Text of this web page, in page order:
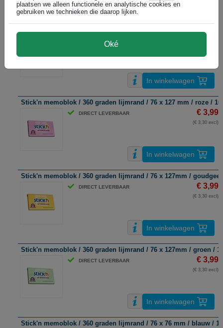
In winkelwagen
DIRECT LEVERBAAR
In winkelwagen
Stick'n memoblok / 360 graden lijmrand / 76 x 127 mm / roze /
DIRECT LEVERBAAR € 3,99
(€ 3,30 excl)
In winkelwagen
Stick'n memoblok / 360 graden lijmrand / 76 x 127mm / goudgeel
DIRECT LEVERBAAR € 3,99
(€ 3,30 excl)
In winkelwagen
Stick'n memoblok / 360 graden lijmrand / 76 x 127mm / groen /
DIRECT LEVERBAAR € 3,99
(€ 3,30 excl)
In winkelwagen
Stick'n memoblok / 360 graden lijmrand / 76 x 76 mm / blauw /
plaatsen we alleen functionele en analytische cookies en
gebruiken we technieken die daarop lijken.
Oké